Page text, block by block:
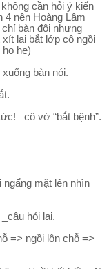
cần hỏi ý kiến
4 nên Hoàng Lâm
bàn đôi nhưng
xít lại bắt lớp cô ngồi
he)
bàn nói.
_cô vờ “bắt bệnh”.
ngẩng mặt lên nhìn
hỏi lại.
=> ngồi lộn chỗ =>